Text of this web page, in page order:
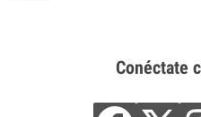
Conéctate